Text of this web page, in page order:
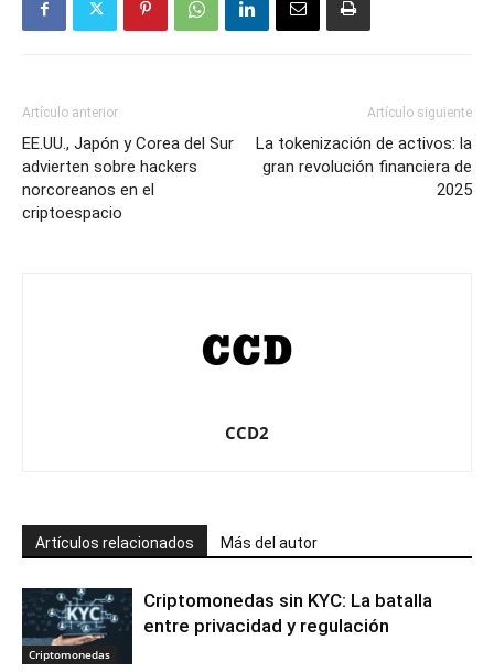
Artículo anterior
EE.UU., Japón y Corea del Sur
advierten sobre hackers
norcoreanos en el
criptoespacio
Artículo siguiente
La tokenización de activos: la
gran revolución financiera de
2025
CCD2
Artículos relacionados Más del autor
Criptomonedas
Criptomonedas sin KYC: La batalla
entre privacidad y regulación